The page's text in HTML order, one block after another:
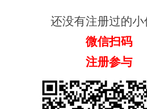
还没有注册过的
微信扫码
注册参与